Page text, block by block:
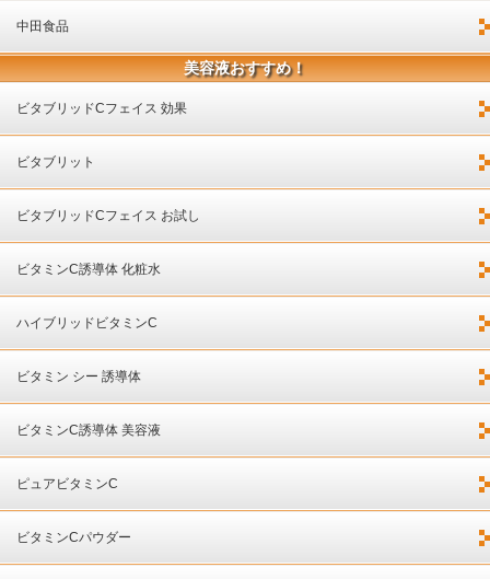
中田食品
美容液おすすめ！
ビタブリッドCフェイス 効果
ビタブリット
ビタブリッドCフェイス お試し
ビタミンC誘導体 化粧水
ハイブリッドビタミンC
ビタミン シー 誘導体
ビタミンC誘導体 美容液
ピュアビタミンC
ビタミンCパウダー